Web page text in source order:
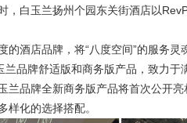
白玉兰扬州个园东关街酒店以
店品牌，将“八度空间”的服务灵
品牌舒适版和商务版产品，致力
品牌全新商务版产品将首次公开
化的选择搭配。